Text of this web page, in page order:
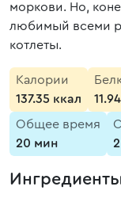
моркови. Но,
любимый всеми
котлеты.
Калории
137.35 ккал
Общее время
20 мин
2